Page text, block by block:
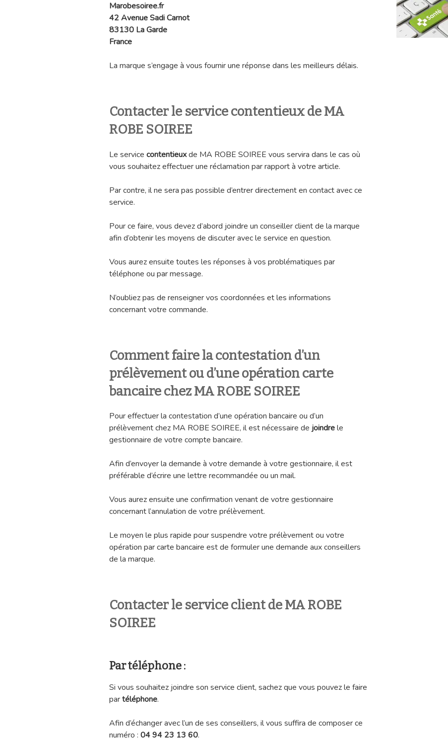
Marobesoiree.fr
42 Avenue Sadi Carnot
83130 La Garde
France
La marque s’engage à vous fournir une réponse dans les meilleurs délais.
Contacter le service contentieux de MA
ROBE SOIREE
Le service contentieuxde MA ROBE SOIREE vous servira dans le cas où
vous souhaitez effectuer une réclamation par rapport à votre article.
Par contre, il ne sera pas possible d’entrer directement en contact avec ce
service.
Pour ce faire, vous devez d’abord joindre un conseiller client de la marque
afin d’obtenir les moyens de discuter avec le service en question.
Vous aurez ensuite toutes les réponses à vos problématiques par
téléphone ou par message.
N’oubliez pas de renseigner vos coordonnées et les informations
concernant votre commande.
Comment faire la contestation d’un
prélèvement ou d’une opération carte
bancaire chez MA ROBE SOIREE
Pour effectuer la contestation d’une opération bancaire ou d’un
prélèvement chez MA ROBE SOIREE, il est nécessaire de joindrele
gestionnaire de votre compte bancaire.
Afin d’envoyer la demande à votre demande à votre gestionnaire, il est
préférable d’écrire une lettre recommandée ou un mail.
Vous aurez ensuite une confirmation venant de votre gestionnaire
concernant l’annulation de votre prélèvement.
Le moyen le plus rapide pour suspendre votre prélèvement ou votre
opération par carte bancaire est de formuler une demande aux conseillers
de la marque.
Contacter le service client de MA ROBE
SOIREE
Par téléphone :
Si vous souhaitez joindre son service client, sachez que vous pouvez le faire
partéléphone.
Afin d’échanger avec l’un de ses conseillers, il vous suffira de composer ce
numéro : 04 94 23 13 60.